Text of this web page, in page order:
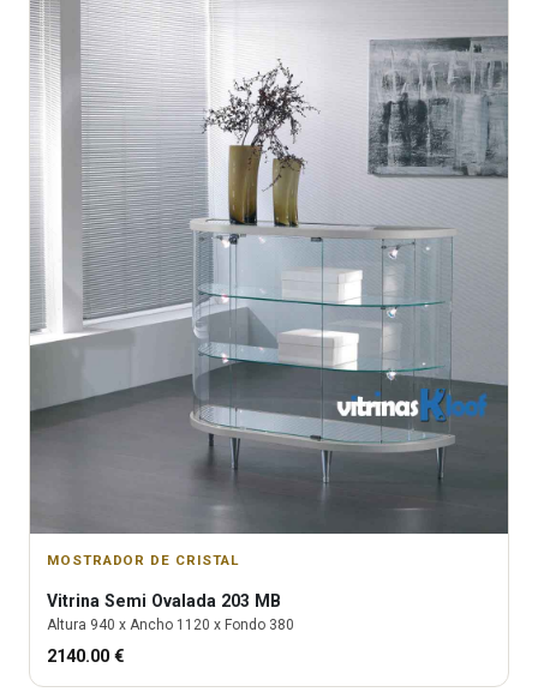
MOSTRADOR DE CRISTAL
Vitrina Semi Ovalada 203 MB
Altura 940 x Ancho 1120 x Fondo 380
2140.00 €